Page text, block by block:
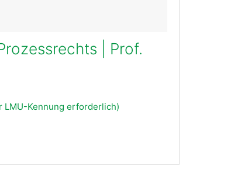
| Prof.
LMU-Kennung erforderlich)